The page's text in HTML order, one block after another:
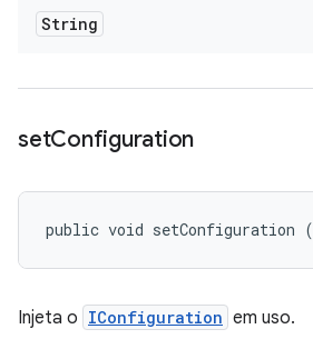
String
setConfiguration
public void setConfiguration (
Injeta o IConfiguration em uso.